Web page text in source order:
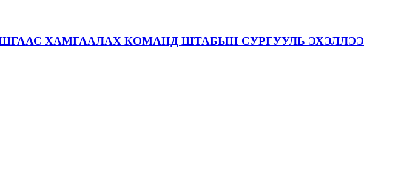
ХАМГААЛАХ КОМАНД ШТАБЫН СУРГУУЛЬ ЭХЭЛЛЭЭ